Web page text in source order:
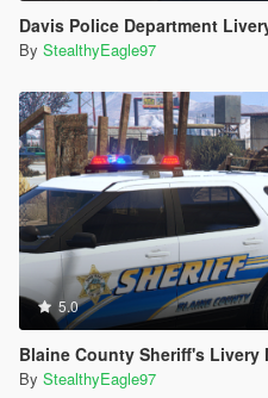
Davis Police Department
By StealthyEagle97
5.0
Blaine County Sheriff's Livery Minipack (Inyo
By StealthyEagle97